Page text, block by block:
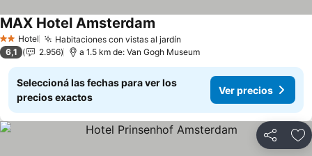
2 Estrellas
Hotel Habitaciones con vistas al jardín
MAX Hotel Amsterdam
6,1 2.956 a 1.5 km de: Van Gogh Museum
Seleccioná las fechas para ver los
precios exactos
Ver precios
Compartir